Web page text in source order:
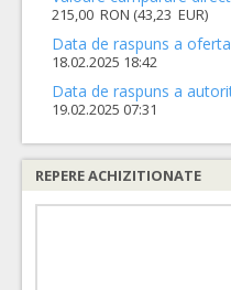
215,00 RON (43,23 EUR)
Data de raspuns a
18.02.2025 18:42
Data de raspuns a
19.02.2025 07:31
REPERE ACHIZITIONATE